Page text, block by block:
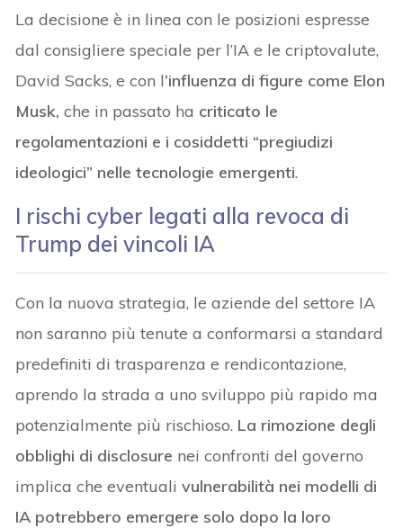
La decisione è in linea con le posizioni espresse
dal consigliere speciale per l’IA e le criptovalute,
David Sacks, e con l’influenza di figure come Elon
Musk, che in passato ha criticato le
regolamentazioni e i cosiddetti “pregiudizi
ideologici” nelle tecnologie emergenti.
I rischi cyber legati alla revoca di
Trump dei vincoli IA
Con la nuova strategia, le aziende del settore IA
non saranno più tenute a conformarsi a standard
predefiniti di trasparenza e rendicontazione,
aprendo la strada a uno sviluppo più rapido ma
potenzialmente più rischioso. La rimozione degli
obblighi di disclosure nei confronti del governo
implica che eventualivulnerabilità nei modelli di
IA potrebbero emergere solo dopo la loro